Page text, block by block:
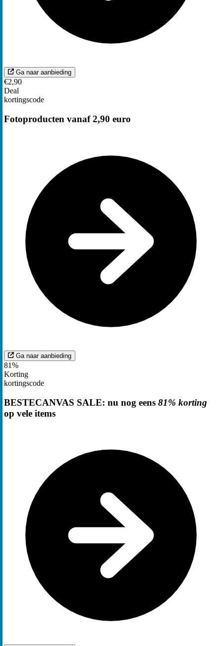
Ga naar aanbieding
€2,90
Deal
kortingscode
Fotoproducten vanaf 2,90 euro
Ga naar aanbieding
81%
Korting
kortingscode
BESTECANVAS SALE: nu nog eens 81% korting
op vele items